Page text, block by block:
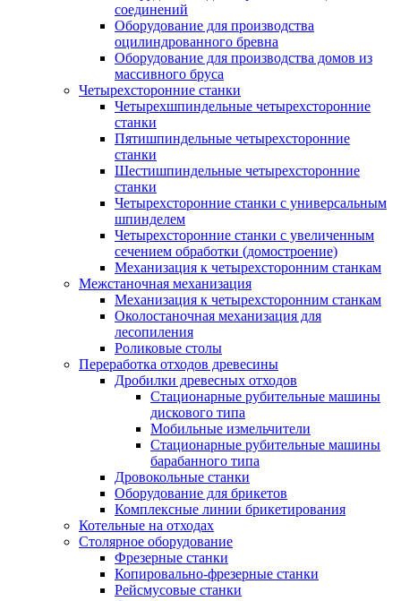
соединений
Оборудование для производства
оцилиндрованного бревна
Оборудование для производства домов из
массивного бруса
Четырехсторонние станки
Четырехшпиндельные четырехсторонние
станки
Пятишпиндельные четырехсторонние
станки
Шестишпиндельные четырехсторонние
станки
Четырехсторонние станки с универсальным
шпинделем
Четырехсторонние станки с увеличенным
сечением обработки (домостроение)
Механизация к четырехсторонним станкам
Межстаночная механизация
Механизация к четырехсторонним станкам
Околостаночная механизация для
лесопиления
Роликовые столы
Переработка отходов древесины
Дробилки древесных отходов
Стационарные рубительные машины
дискового типа
Мобильные измельчители
Стационарные рубительные машины
барабанного типа
Дровокольные станки
Оборудование для брикетов
Комплексные линии брикетирования
Котельные на отходах
Столярное оборудование
Фрезерные станки
Копировально-фрезерные станки
Рейсмусовые станки